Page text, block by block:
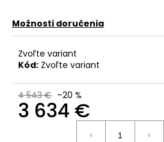
Možnosti doručenia
Zvoľte variant
Kód: Zvoľte variant
4 543 € –20 %
3 634 €
č
a
m
e